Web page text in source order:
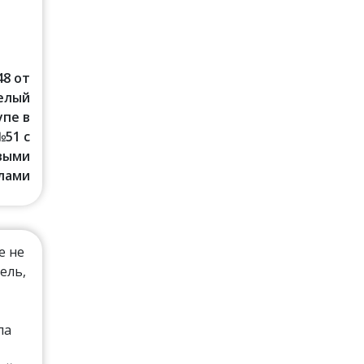
от
в
с
не